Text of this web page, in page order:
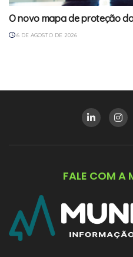
O novo mapa de proteção
6 DE AGOSTO DE 2026
FALE COM A